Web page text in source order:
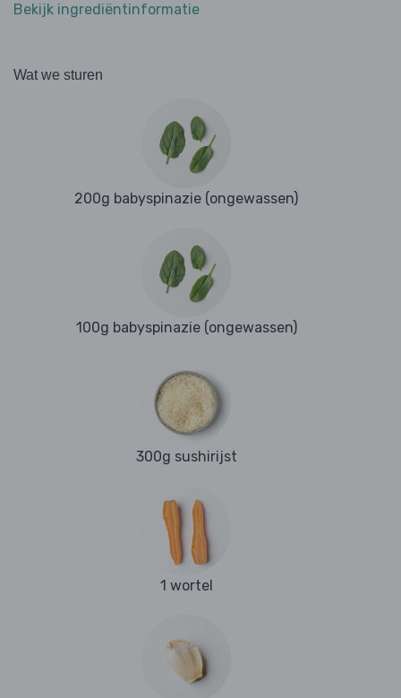
Bekijk ingrediëntinformatie
Wat we sturen
200g babyspinazie (ongewassen)
100g babyspinazie (ongewassen)
300g sushirijst
1 wortel